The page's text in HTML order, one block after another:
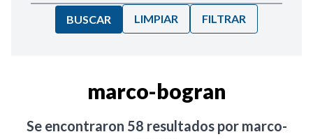
BUSCAR LIMPIAR FILTRAR
marco-bogran
Se encontraron 58 resultados por marco-